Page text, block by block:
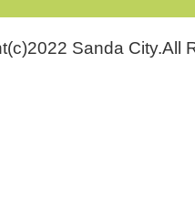
Sanda City.All